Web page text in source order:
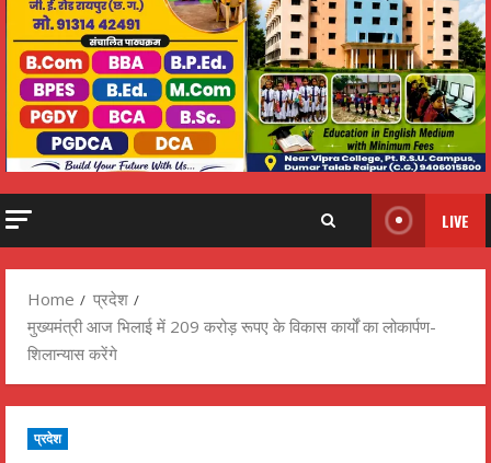
LIVE
Home
प्रदेश
मुख्यमंत्री आज भिलाई में 209 करोड़ रूपए के विकास कार्यों का लोकार्पण-
शिलान्यास करेंगे
प्रदेश